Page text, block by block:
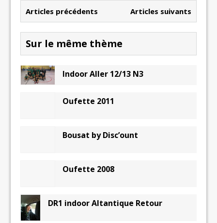
Articles précédents Articles suivants
Sur le même thème
Indoor Aller 12/13 N3
Oufette 2011
Bousat by Disc’ount
Oufette 2008
DR1 indoor Altantique Retour